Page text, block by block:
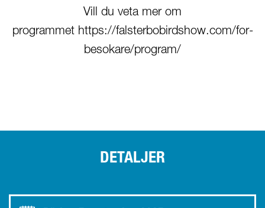
Vill du veta mer om
programmet https://falsterbobirdshow.com/for-
besokare/program/
DETALJER